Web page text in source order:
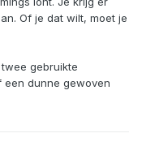
Of je dat wilt, moet je
gebruikte
een dunne gewoven